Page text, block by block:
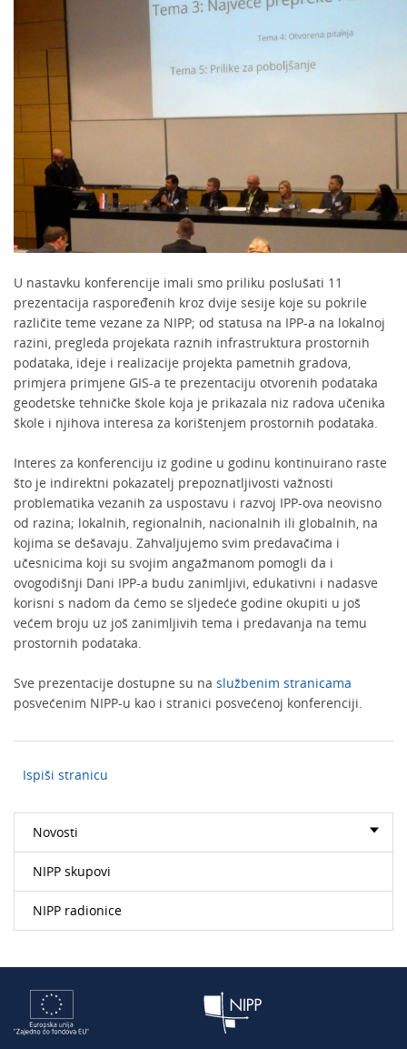
U nastavku konferencije imali smo priliku poslušati 11
prezentacija raspoređenih kroz dvije sesije koje su pokrile
različite teme vezane za NIPP; od statusa na IPP-a na lokalnoj
razini, pregleda projekata raznih infrastruktura prostornih
podataka, ideje i realizacije projekta pametnih gradova,
primjera primjene GIS-a te prezentaciju otvorenih podataka
geodetske tehničke škole koja je prikazala niz radova učenika
škole i njihova interesa za korištenjem prostornih podataka.
Interes za konferenciju iz godine u godinu kontinuirano raste
što je indirektni pokazatelj prepoznatljivosti važnosti
problematika vezanih za uspostavu i razvoj IPP-ova neovisno
od razina; lokalnih, regionalnih, nacionalnih ili globalnih, na
kojima se dešavaju. Zahvaljujemo svim predavačima i
učesnicima koji su svojim angažmanom pomogli da i
ovogodišnji Dani IPP-a budu zanimljivi, edukativni i nadasve
korisni s nadom da ćemo se sljedeće godine okupiti u još
većem broju uz još zanimljivih tema i predavanja na temu
prostornih podataka.
Sve prezentacije dostupne su na službenim stranicama
posvećenim NIPP-u kao i stranici posvećenoj konferenciji.
Ispiši stranicu
Novosti
NIPP skupovi
NIPP radionice